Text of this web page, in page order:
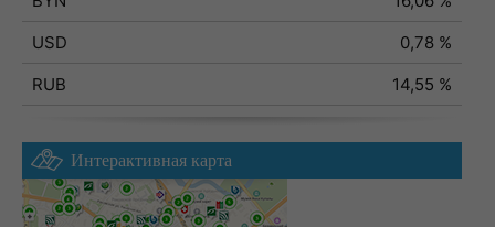
USD
0,78 %
RUB
14,55 %
Интерактивная карта